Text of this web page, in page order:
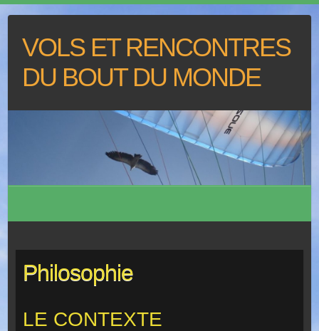
VOLS ET RENCONTRES
DU BOUT DU MONDE
Philosophie
LE CONTEXTE